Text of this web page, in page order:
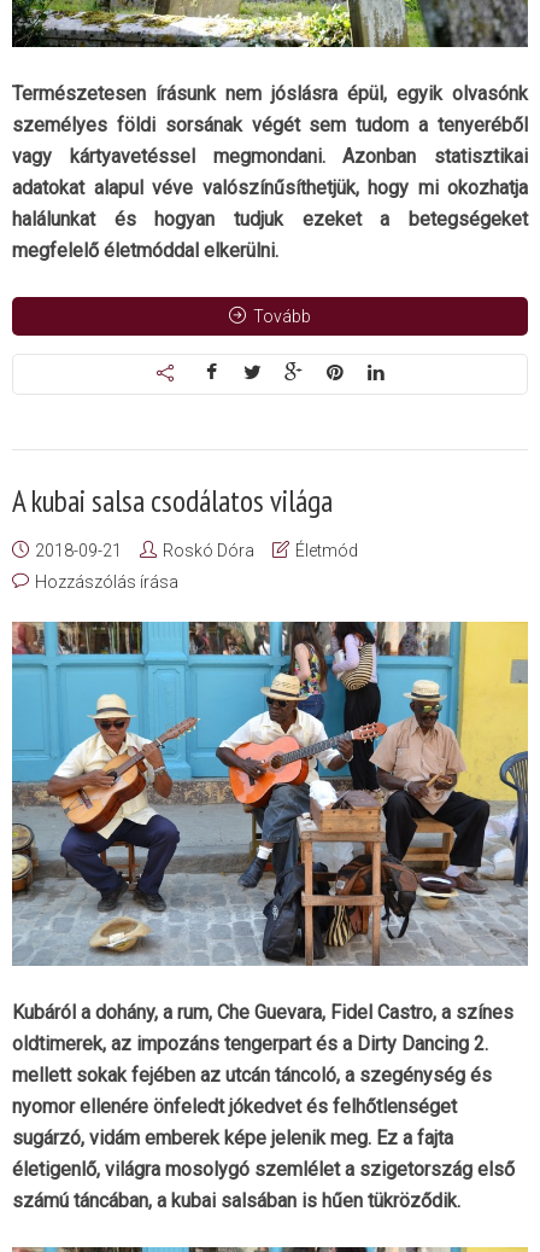
Természetesen írásunk nem jóslásra épül, egyik olvasónk
személyes földi sorsának végét sem tudom a tenyeréből
vagy kártyavetéssel megmondani. Azonban statisztikai
adatokat alapul véve valószínűsíthetjük, hogy mi okozhatja
halálunkat és hogyan tudjuk ezeket a betegségeket
megfelelő életmóddal elkerülni.
Tovább
A kubai salsa csodálatos világa
2018-09-21 Roskó Dóra
Életmód
Hozzászólás írása
Kubáról a dohány, a rum, Che Guevara, Fidel Castro, a színes
oldtimerek, az impozáns tengerpart és a Dirty Dancing 2.
mellett sokak fejében az utcán táncoló, a szegénység és
nyomor ellenére önfeledt jókedvet és felhőtlenséget
sugárzó, vidám emberek képe jelenik meg. Ez a fajta
életigenlő, világra mosolygó szemlélet a szigetország első
számú táncában, a kubai salsában is hűen tükröződik.